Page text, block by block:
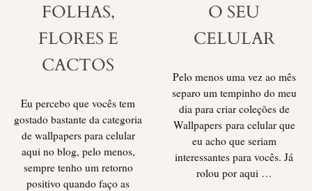
FOLHAS,
FLORES E
CACTOS
Eu percebo que vocês tem
gostado bastante da categoria
de wallpapers para celular
aqui no blog, pelo menos,
sempre tenho um retorno
positivo quando faço as
O SEU
CELULAR
Pelo menos uma vez ao mês
separo um tempinho do meu
dia para criar coleções de
Wallpapers para celular que
eu acho que seriam
interessantes para vocês. Já
rolou por aqui …